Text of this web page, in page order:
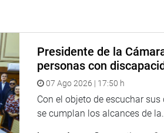
Presidente de la
personas con
07 Ago 2026 | 17:50 h
Con el objeto de escuchar
se cumplan los alcances de